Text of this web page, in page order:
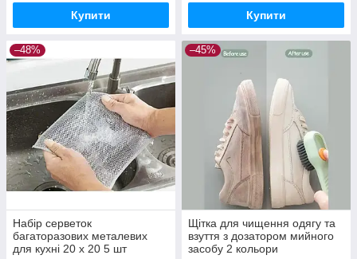
Купити Купити
–48%
Набір серветок
багаторазових металевих
для кухні 20 х 20 5 шт
–45%
Щітка для чищення одягу та
взуття з дозатором мийного
засобу 2 кольори